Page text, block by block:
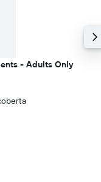
- Adults Only